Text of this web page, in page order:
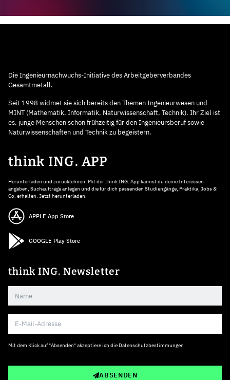
Die Ingenieurnachwuchs-Initiative des Arbeitgeberverbandes
Gesamtmetall.
Seit 1998 widmet sie sich bereits den Themen Ingenieurwesen und
MINT (Mathematik, Informatik, Naturwissenschaft, Technik). Ihr Ziel ist
es, junge Menschen schon frühzeitig für den Ingenieursberuf sowie
Naturwissenschaften und Technik zu begeistern.
think ING. APP
Herunterladen und zurücklehnen: Mit der think ING. App kannst du deine Interessen
angeben, Suchaufträge anlegen und die für dich passenden Studiengänge, Praktika, Jobs &
Co. erhalten. Jetzt herunterladen!
APPLE App Store
GOOGLE Play Store
think ING. Newsletter
Mit dem Klick auf "Absenden" akzeptiere ich die Datenschutzbestimmungen
ABSENDEN